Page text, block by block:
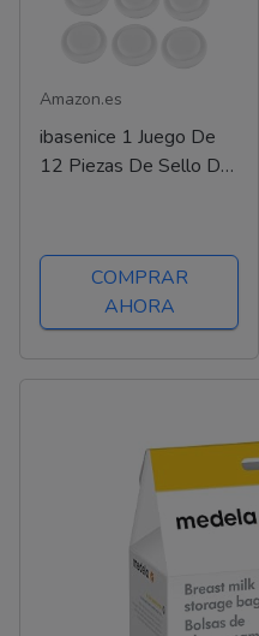
Amazon.es
ibasenice 1 Juego De
12 Piezas De Sello De
Leche Botella De
Leche Materna Tapas
De Botella De Silicona
Biberones Discos De
COMPRAR
AHORA